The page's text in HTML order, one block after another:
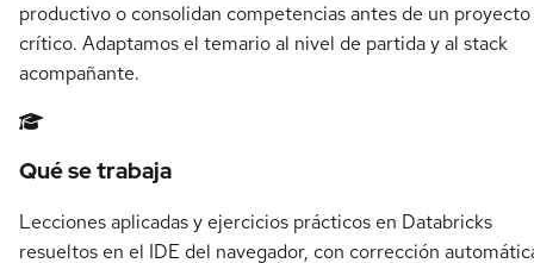
productivo o consolidan competencias antes de un proyecto
crítico. Adaptamos el temario al nivel de partida y al stack
acompañante.
Qué se trabaja
Lecciones aplicadas y ejercicios prácticos en Databricks
resueltos en el IDE del navegador, con corrección